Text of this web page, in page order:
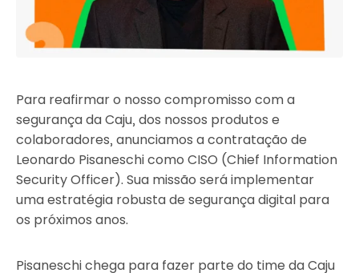
Para reafirmar o nosso compromisso com a
segurança da Caju, dos nossos produtos e
colaboradores, anunciamos a contratação de
Leonardo Pisaneschi como CISO (Chief Information
Security Officer). Sua missão será implementar
uma estratégia robusta de segurança digital para
os próximos anos.
Pisaneschi chega para fazer parte do time da Caju